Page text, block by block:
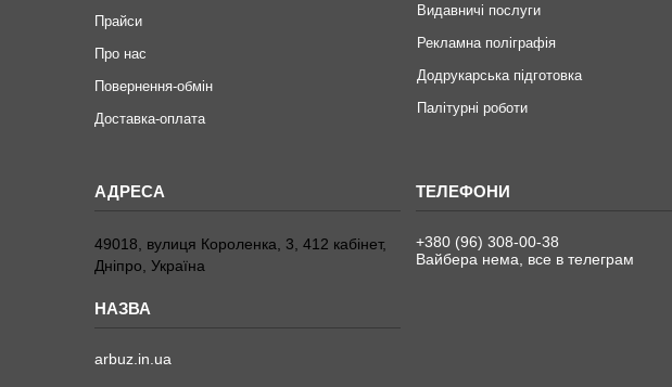
Прайси
Про нас
Повернення-обмін
Доставка-оплата
Видавничі послуги
Рекламна поліграфія
Додрукарська підготовка
Палітурні роботи
49018, вулиця Короленка, 3, 412 кабінет,
Дніпро, Україна
arbuz.in.ua
+380 (96) 308-00-38
Вайбера нема, все в телеграм